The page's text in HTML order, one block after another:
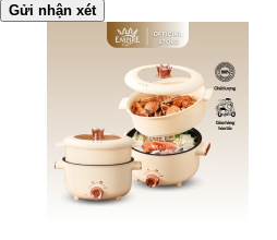
Gửi nhận xét